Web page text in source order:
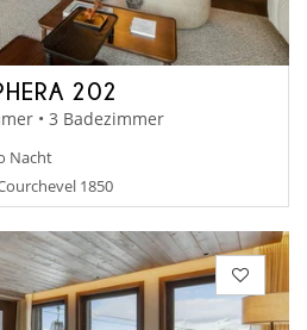
202
• 3 Badezimmer
Nacht
1850